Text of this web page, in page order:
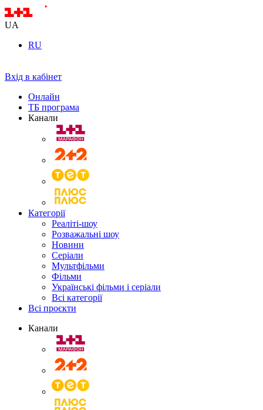
UA
RU
Вхід в кабінет
Онлайн
ТБ програма
Канали
Категорії
Реаліті-шоу
Розважальні шоу
Новини
Серіали
Мультфільми
Фільми
Українські фільми і серіали
Всі категорії
Всі проєкти
Канали